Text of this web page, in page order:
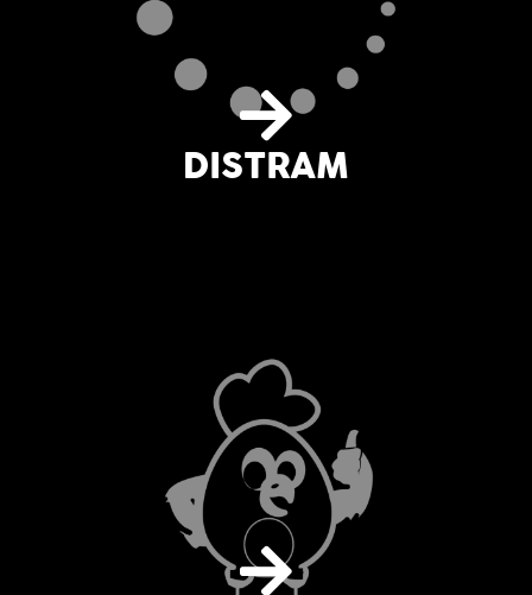
DISTRAM